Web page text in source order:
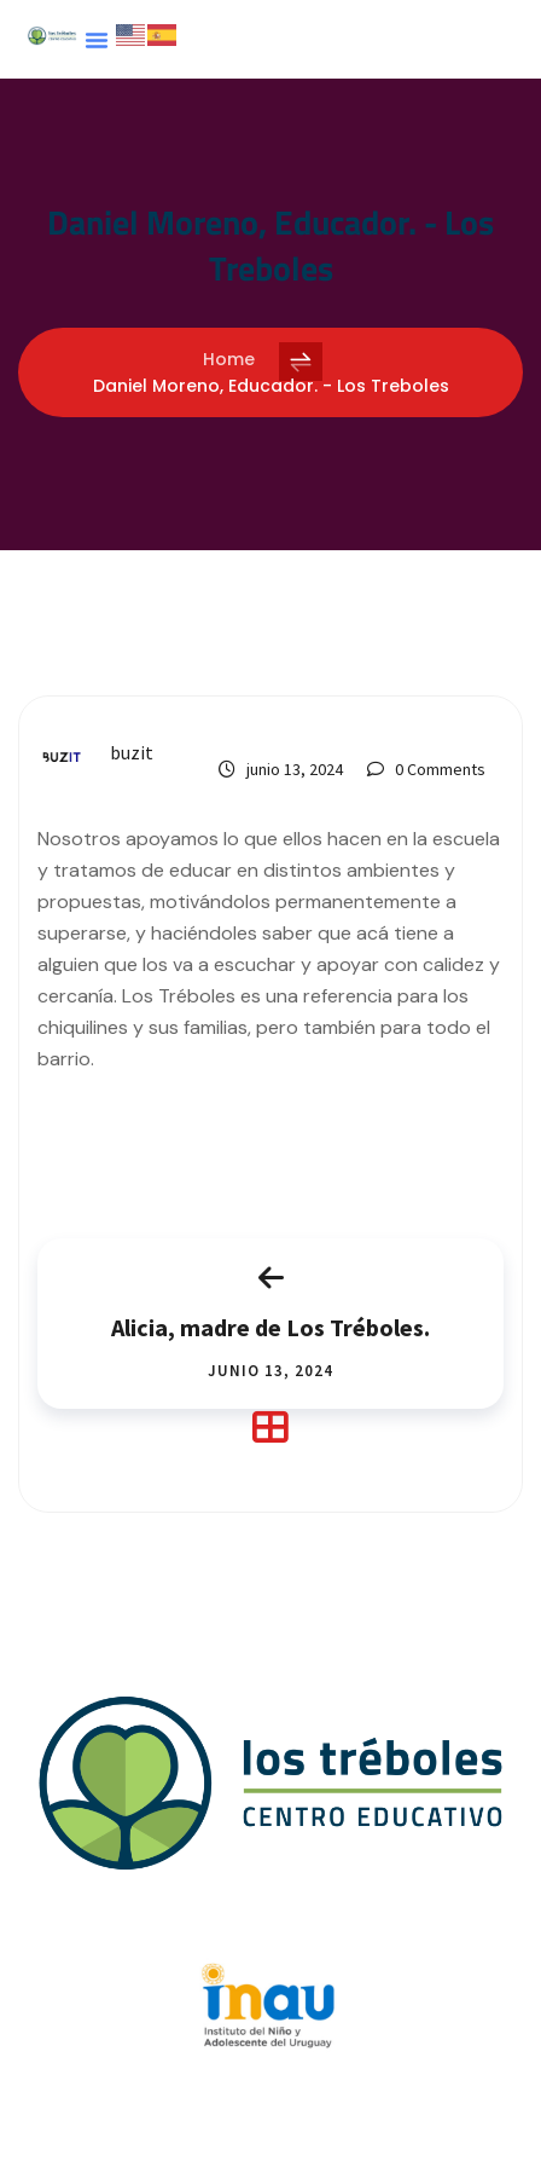
Daniel Moreno, Educador. - Los
Treboles
Home
Daniel Moreno, Educador. - Los Treboles
buzit
junio 13, 2024 0 Comments
Nosotros apoyamos lo que ellos hacen en la escuela
y tratamos de educar en distintos ambientes y
propuestas, motivándolos permanentemente a
superarse, y haciéndoles saber que acá tiene a
alguien que los va a escuchar y apoyar con calidez y
cercanía. Los Tréboles es una referencia para los
chiquilines y sus familias, pero también para todo el
barrio.
Alicia, madre de Los Tréboles.
JUNIO 13, 2024